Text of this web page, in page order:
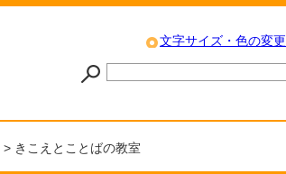
文字サイズ・色の変更
> きこえとことばの教室